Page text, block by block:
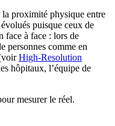
la proximité physique entre
puisque ceux de
face à face : lors de
personnes comme en
High-Resolution
hôpitaux, l’équipe de
mesurer le réel.